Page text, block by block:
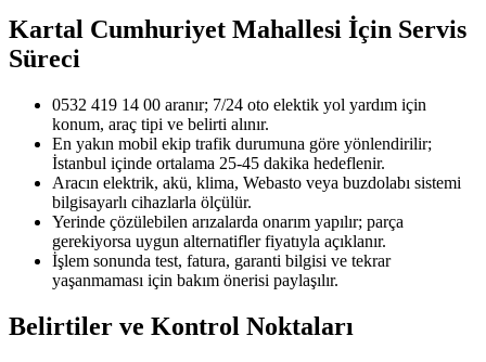
Kartal Cumhuriyet Mahallesi İçin Servis
Süreci
0532 419 14 00 aranır; 7/24 oto elektik yol yardım için
konum, araç tipi ve belirti alınır.
En yakın mobil ekip trafik durumuna göre yönlendirilir;
İstanbul içinde ortalama 25-45 dakika hedeflenir.
Aracın elektrik, akü, klima, Webasto veya buzdolabı sistemi
bilgisayarlı cihazlarla ölçülür.
Yerinde çözülebilen arızalarda onarım yapılır; parça
gerekiyorsa uygun alternatifler fiyatıyla açıklanır.
İşlem sonunda test, fatura, garanti bilgisi ve tekrar
yaşanmaması için bakım önerisi paylaşılır.
Belirtiler ve Kontrol Noktaları